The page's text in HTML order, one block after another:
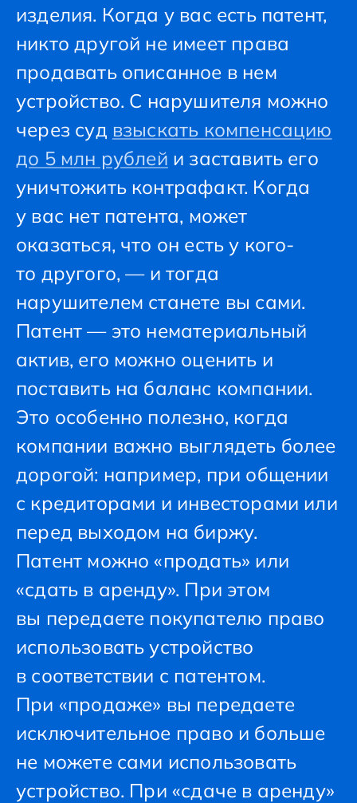
изделия. Когда у вас есть патент,
никто другой не имеет права
продавать описанное в нем
устройство. С нарушителя можно
через суд взыскать компенсацию
до 5 млн рублей и заставить его
уничтожить контрафакт. Когда
у вас нет патента, может
оказаться, что он есть у кого-
то другого, — и тогда
нарушителем станете вы сами.
Патент — это нематериальный
актив, его можно оценить и
поставить на баланс компании.
Это особенно полезно, когда
компании важно выглядеть более
дорогой: например, при общении
с кредиторами и инвесторами или
перед выходом на биржу.
Патент можно «продать» или
«сдать в аренду». При этом
вы передаете покупателю право
использовать устройство
в соответствии с патентом.
При «продаже» вы передаете
исключительное право и больше
не можете сами использовать
устройство. При «сдаче в аренду»